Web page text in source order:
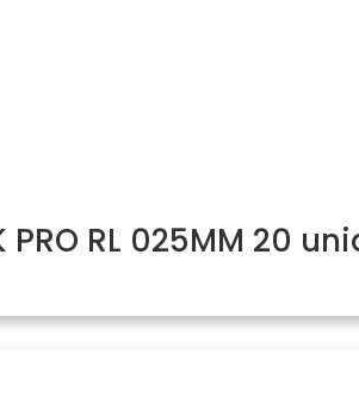
PRO RL 025MM 20